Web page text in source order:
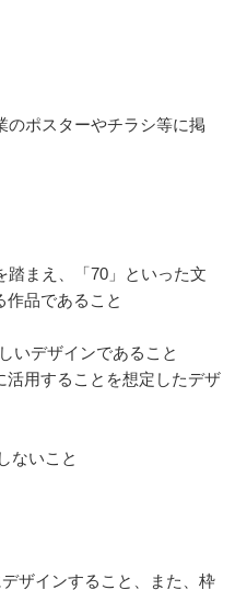
ポスターやチラシ等に掲
まえ、「70」といった文
品であること
いデザインであること
用することを想定したデザ
ないこと
ザインすること、また、枠